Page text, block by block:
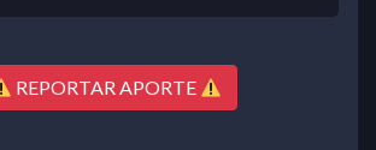
REPORTAR APORTE